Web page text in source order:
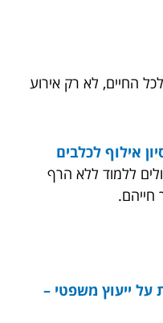
החיים, לא רק אירוע
אילוף לכלבים
ללמוד ללא הרף
חייהם.
על ייעוץ משפטי –